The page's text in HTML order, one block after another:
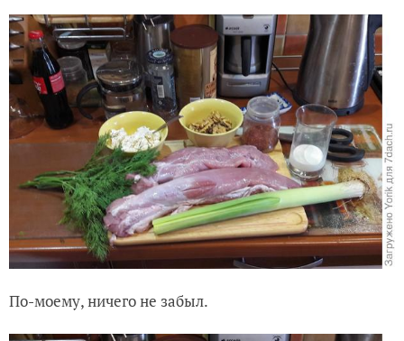
По-моему, ничего не забыл.